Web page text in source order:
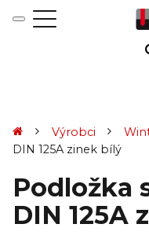
Výrobci
DIN 125A zinek bílý
Podložka
DIN 125A